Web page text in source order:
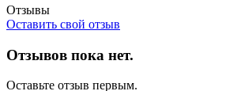
Отзывы
Оставить свой отзыв
Отзывов пока нет.
Оставьте отзыв первым.